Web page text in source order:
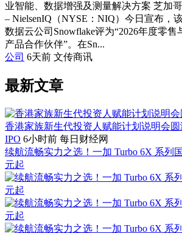
业智能、数据增强及测量解决方案 芝加
– NielsenIQ（NYSE：NIQ）今日宣布，
数据云公司Snowflake评为“2026年度零售
产品合作伙伴”。在Sn...
公司 6天前 文传商讯
最新文章
香港家族新生代投资人赋能计划说明会
IPO 6小时前 每日财经网
续航流畅实力之选！一加 Turbo 6X 系列
元起